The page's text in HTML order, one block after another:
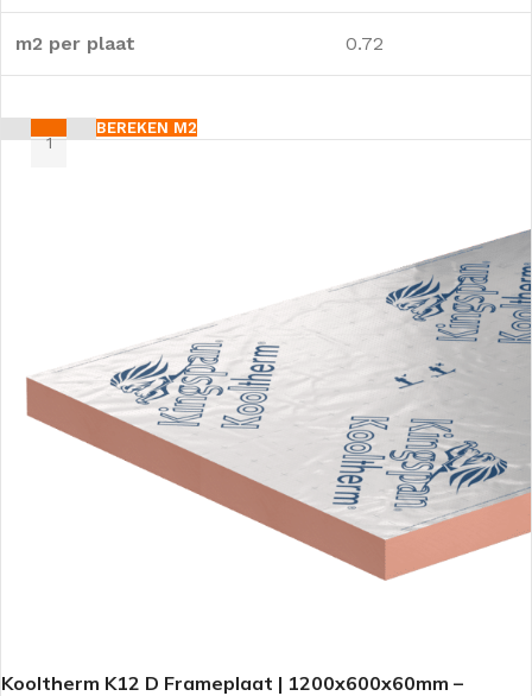
m2 per plaat 0.72
BEREKEN M2
Kooltherm K12 D Frameplaat | 1200x600x60mm –